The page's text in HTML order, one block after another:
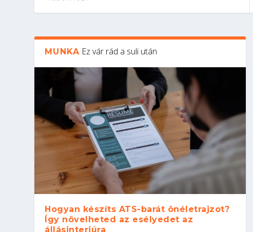
MUNKA Ez vár rád a suli után
Hogyan készíts ATS-barát önéletrajzot?
Így növelheted az esélyedet az
állásinterjúra